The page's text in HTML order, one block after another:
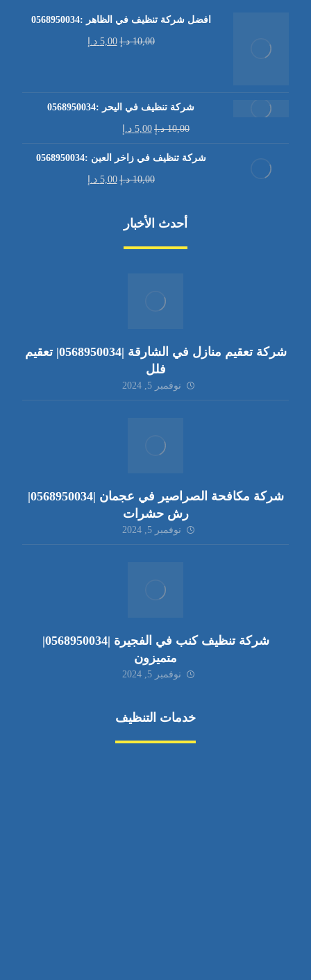
افضل شركة تنظيف في الظاهر :0568950034
10,00 د.إ 5,00 د.إ
شركة تنظيف في اليحر :0568950034
10,00 د.إ 5,00 د.إ
شركة تنظيف في زاخر العين :0568950034
10,00 د.إ 5,00 د.إ
أحدث الأخبار
شركة تعقيم منازل في الشارقة |0568950034| تعقيم
فلل
نوفمبر 5, 2024
شركة مكافحة الصراصير في عجمان |0568950034|
رش حشرات
نوفمبر 5, 2024
شركة تنظيف كنب في الفجيرة |0568950034|
متميزون
نوفمبر 5, 2024
خدمات التنظيف